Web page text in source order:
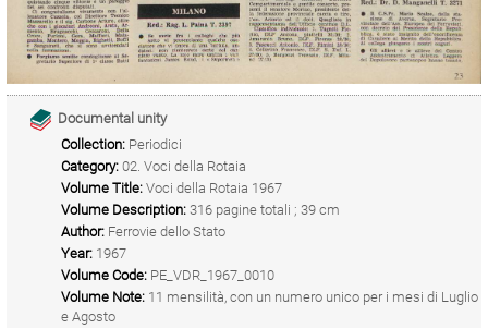
Documental unity
Collection: Periodici
Category: 02. Voci della Rotaia
Volume Title: Voci della Rotaia 1967
Volume Description: 316 pagine totali ; 39 cm
Author: Ferrovie dello Stato
Year: 1967
Volume Code: PE_VDR_1967_0010
Volume Note: 11 mensilità, con un numero unico per i mesi di Luglio
e Agosto